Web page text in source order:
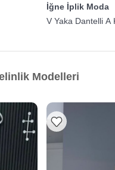
İğne İplik Moda
V Yaka Dantelli A
Modelleri